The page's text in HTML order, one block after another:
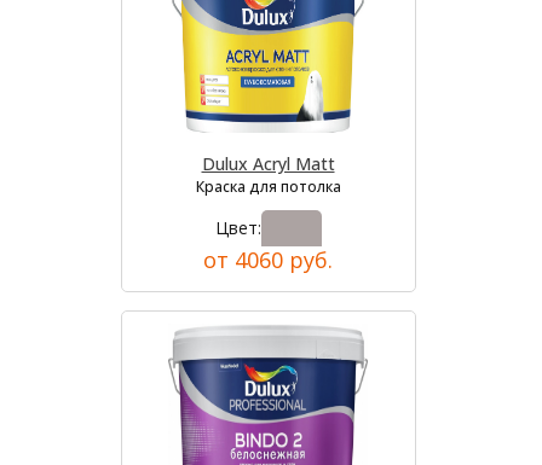
Dulux Acryl Matt
Краска для потолка
Цвет:
от 4060 руб.